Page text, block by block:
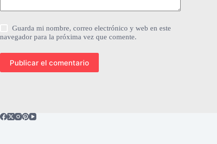
Guarda mi nombre, correo electrónico y web en este
navegador para la próxima vez que comente.
Publicar el comentario